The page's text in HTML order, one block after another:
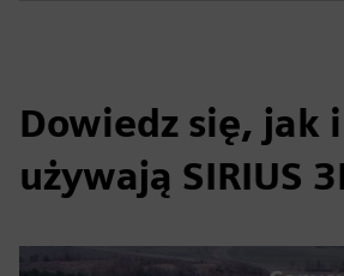
Dowiedz się, jak
używają SIRIUS